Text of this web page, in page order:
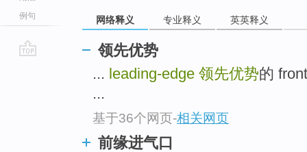
例句
网络释义 专业释义 英英释义
领先优势
... leading-edge 领先优势的
...
基于36个网页-相关网页
前缘进气口